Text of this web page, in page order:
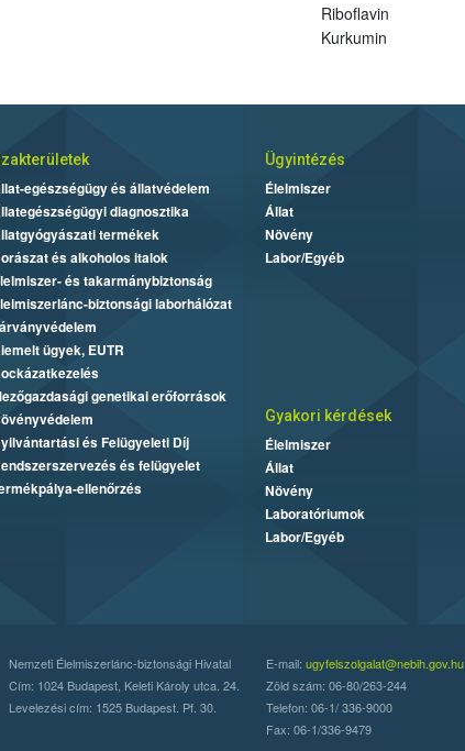
Riboflavin
Kurkumin
egészségügy és állatvédelem
diagnosztika
termékek
és alkoholos italok
és takarmánybiztonság
biztonsági laborhálózat
ügyek, EUTR
genetikai erőforrások
és Felügyeleti Díj
és felügyelet
ellenőrzés
Ügyintézés
Élelmiszer
Állat
Növény
Labor/Egyéb
Gyakori kérdések
Élelmiszer
Állat
Növény
Laboratóriumok
Labor/Egyéb
Nemzeti Élelmiszerlánc-biztonsági Hivatal
Cím: 1024 Budapest, Keleti Károly utca. 24.
Levelezési cím: 1525 Budapest. Pf. 30.
E-mail:ugyfelszolgalat@nebih.gov.hu
Zöld szám: 06-80/263-244
Telefon: 06-1/ 336-9000
Fax: 06-1/336-9479